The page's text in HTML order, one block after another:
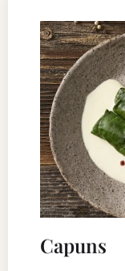
Capuns